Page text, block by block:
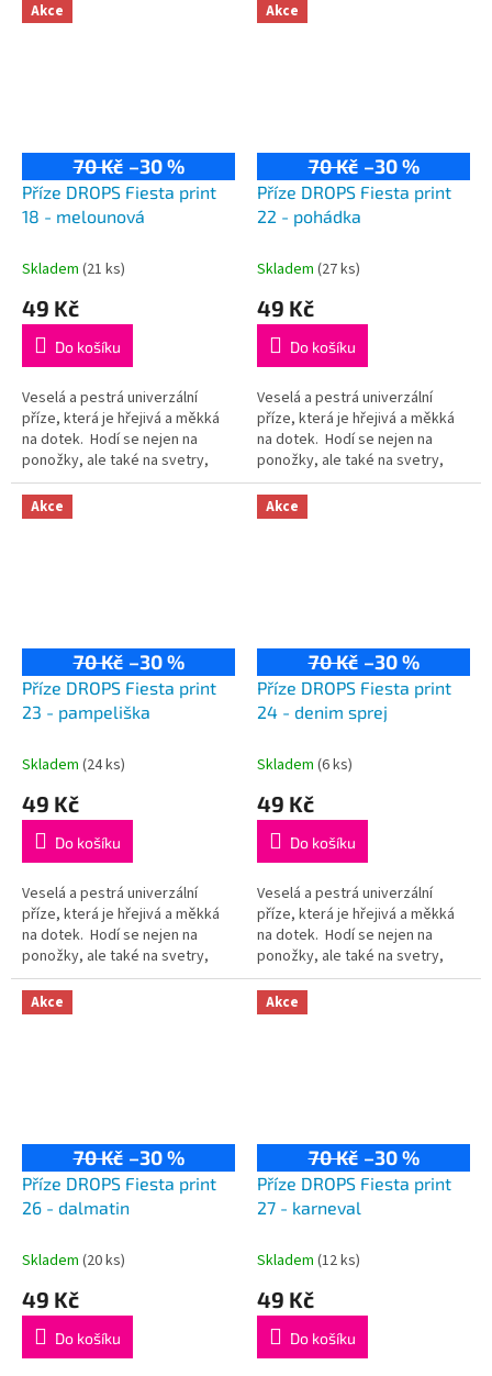
75% vlna, 25% polyamid... 75% vlna, 25% polyamid...
Akce
70 Kč –30 %
Příze DROPS Fiesta print
18 - melounová
Skladem (21 ks)
49 Kč
Do košíku
Veselá a pestrá univerzální
příze, která je hřejivá a měkká
na dotek. Hodí se nejen na
ponožky, ale také na svetry,
kardigany či čepice! Složení:
75% vlna, 25% polyamid...
Akce
70 Kč –30 %
Příze DROPS Fiesta print
22 - pohádka
Skladem (27 ks)
49 Kč
Do košíku
Veselá a pestrá univerzální
příze, která je hřejivá a měkká
na dotek. Hodí se nejen na
ponožky, ale také na svetry,
kardigany či čepice! Složení:
75% vlna, 25% polyamid...
Akce
70 Kč –30 %
Příze DROPS Fiesta print
23 - pampeliška
Skladem (24 ks)
49 Kč
Do košíku
Veselá a pestrá univerzální
příze, která je hřejivá a měkká
na dotek. Hodí se nejen na
ponožky, ale také na svetry,
kardigany či čepice! Složení:
75% vlna, 25% polyamid...
Akce
70 Kč –30 %
Příze DROPS Fiesta print
24 - denim sprej
Skladem (6 ks)
49 Kč
Do košíku
Veselá a pestrá univerzální
příze, která je hřejivá a měkká
na dotek. Hodí se nejen na
ponožky, ale také na svetry,
kardigany či čepice! Složení:
75% vlna, 25% polyamid...
Akce
70 Kč –30 %
Příze DROPS Fiesta print
26 - dalmatin
Skladem (20 ks)
49 Kč
Do košíku
Akce
70 Kč –30 %
Příze DROPS Fiesta print
27 - karneval
Skladem (12 ks)
49 Kč
Do košíku